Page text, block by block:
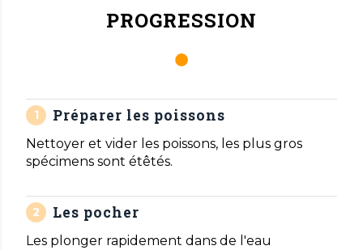
PROGRESSION
Préparer les poissons
Nettoyer et vider les poissons, les plus gros
spécimens sont étêtés.
Les pocher
Les plonger rapidement dans de l'eau